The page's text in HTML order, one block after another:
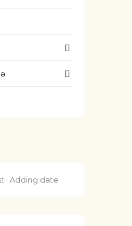
· Adding date